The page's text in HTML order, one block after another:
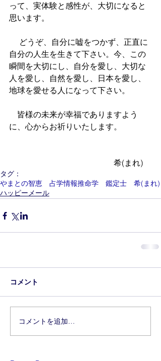
って、実体験と感性が、大切になると
思います。
どうぞ、自分に嘘をつかず、正直に
自分の人生を生きて下さい。今、この
瞬間を大切にし、自分を愛し、大切な
人を愛し、自然を愛し、日本を愛し、
地球を愛せる人になって下さい。
皆様の未来が幸福でありますよう
に、心からお祈りいたします。
希(まれ)
タグ：
やまとの智恵 占学情報推命学 鑑定士 希(まれ)
ハッピーメール
コメント
コメントを追加…